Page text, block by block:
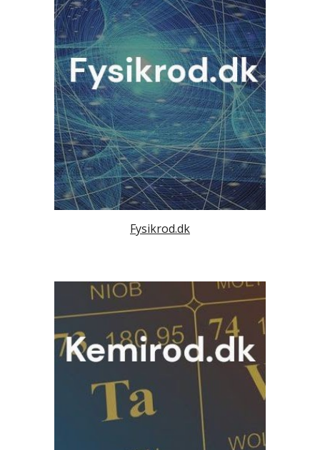
Fysikrod.dk